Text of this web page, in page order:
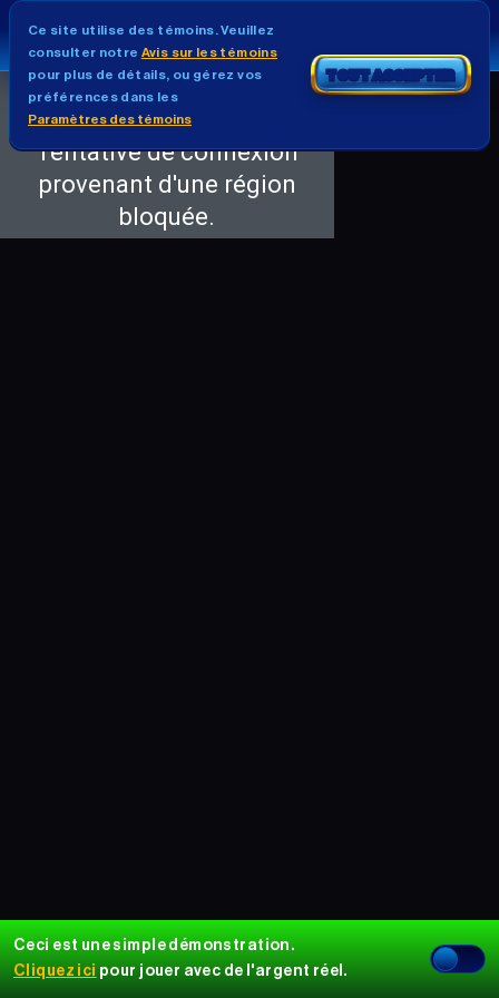
Ceci est une simple démonstration.
Cliquez ici pour jouer avec de l'argent réel.
Ce site utilise des témoins. Veuillez
consulter notre Avis sur les témoins
pour plus de détails, ou gérez vos
préférences dans les
Paramètres des témoins
TOUT ACCEPTER